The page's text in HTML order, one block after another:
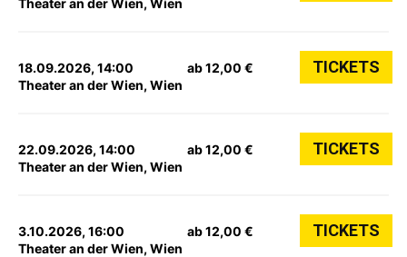
Theater an der Wien, Wien
18.09.2026, 14:00
Theater an der Wien, Wien
ab 12,00 € TICKETS
22.09.2026, 14:00
Theater an der Wien, Wien
ab 12,00 € TICKETS
3.10.2026, 16:00
Theater an der Wien, Wien
ab 12,00 € TICKETS